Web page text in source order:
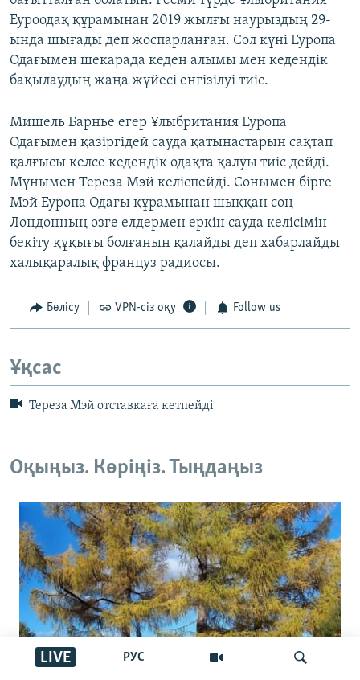
РУС
LIVE
Еуроодақ құрамынан 2019 жылғы наурыздың 29-
ында шығады деп жоспарланған. Сол күні Еуропа
Одағымен шекарада кеден алымы мен кедендік
бақылаудың жаңа жүйесі енгізілуі тиіс.
Мишель Барнье егер Ұлыбритания Еуропа
Одағымен қазіргідей сауда қатынастарын сақтап
қалғысы келсе кедендік одақта қалуы тиіс дейді.
Мұнымен Тереза Мэй келіспейді. Сонымен бірге
Мэй Еуропа Одағы құрамынан шыққан соң
Лондонның өзге елдермен еркін сауда келісімін
бекіту құқығы болғанын қалайды деп хабарлайды
халықаралық француз радиосы.
Бөлісу VPN-сіз оқу Follow us
Ұқсас
Тереза Мэй отставкаға кетпейді
Оқыңыз. Көріңіз. Тыңдаңыз